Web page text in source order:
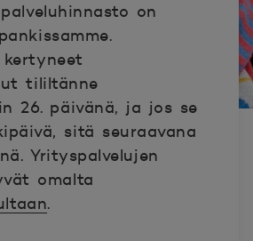
on
kertyneet
tililtänne
26. päivänä, ja jos se
sitä seuraavana
Yrityspalvelujen
omalta
.